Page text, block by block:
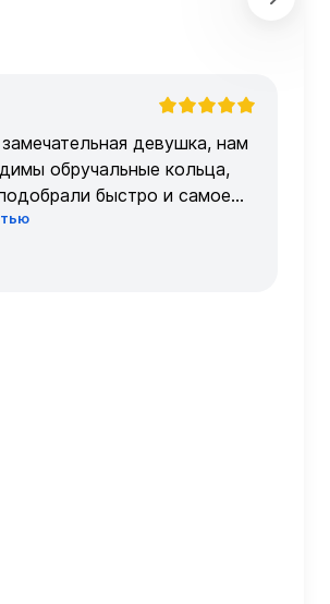
девушка, нам
обручальные кольца,
быстро и самое
подошло по размеру с
спасибо 🌹🌹🌹